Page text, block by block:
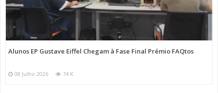
Alunos EP Gustave Eiffel Chegam à Fase Final Prémio FAQtos
08 Julho 2026 74 K